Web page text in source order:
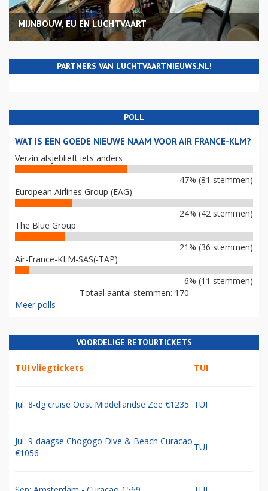
MIJNBOUW, EU EN LUCHTVAART
PARTNERS VAN LUCHTVAARTNIEUWS.NL!
POLL
WAT IS EEN GOEDE NIEUWE NAAM VOOR AIR FRANCE-KLM?
Verzin alsjeblieft iets anders
47% (81 stemmen)
European Airlines Group (EAG)
24% (42 stemmen)
The Blue Group
21% (36 stemmen)
Air-France-KLM-SAS(-TAP)
6% (11 stemmen)
Totaal aantal stemmen: 170
Meer polls
VOORDELIGE RETOURTICKETS
TUI vliegtickets TUI
Jul: 8-dg cruise Oost Middellandse Zee €1235 TUI
Jul: 9-daagse Chogogo Dive & Beach Curacao
€1056
TUI